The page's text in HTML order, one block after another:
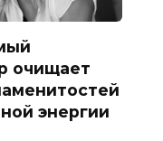
очищает
энергии